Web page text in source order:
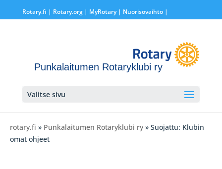
Rotary.fi | Rotary.org| MyRotary | Nuorisovaihto|
Punkalaitumen Rotaryklubi ry
Valitse sivu
rotary.fi » Punkalaitumen Rotaryklubi ry » Suojattu: Klubin
omat ohjeet